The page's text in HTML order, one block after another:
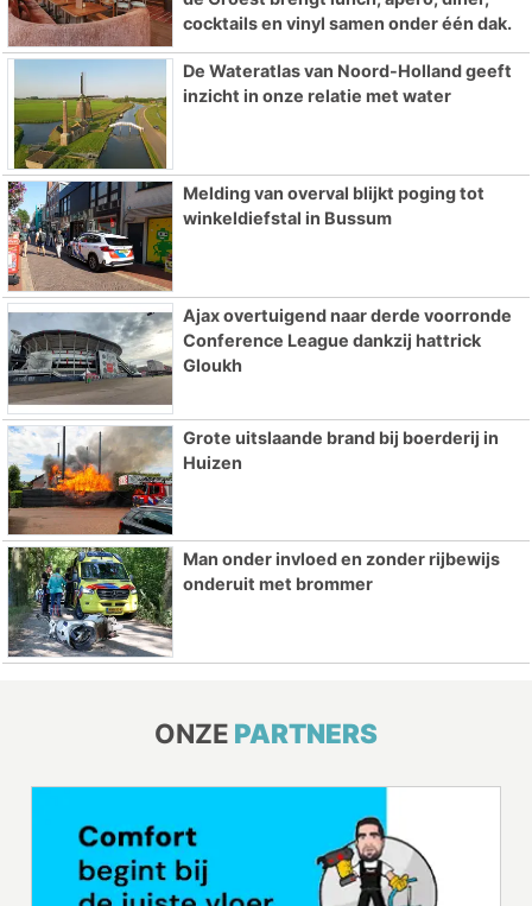
cocktails en vinyl samen onder één dak.
De Wateratlas van Noord-Holland geeft
inzicht in onze relatie met water
Melding van overval blijkt poging tot
winkeldiefstal in Bussum
Ajax overtuigend naar derde voorronde
Conference League dankzij hattrick
Gloukh
Grote uitslaande brand bij boerderij in
Huizen
Man onder invloed en zonder rijbewijs
onderuit met brommer
ONZE PARTNERS